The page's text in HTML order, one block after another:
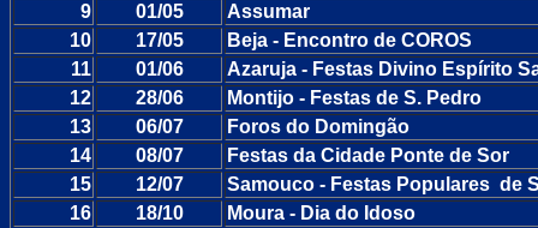
9
01/05
Assumar
10
17/05
Beja - Encontro de COROS
11
01/06
Azaruja - Festas Divino Espírito
12
28/06
Montijo - Festas de S. Pedro
13
06/07
Foros do Domingão
14
08/07
Festas da Cidade Ponte de Sor
15
12/07 Samouco - Festas Populares de
16
18/10
Moura - Dia do Idoso